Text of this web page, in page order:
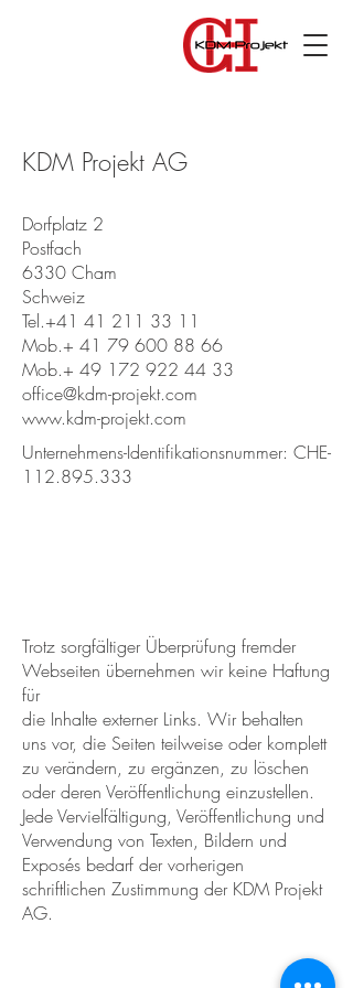
KDM Projekt AG
Dorfplatz 2
Postfach
6330 Cham
Schweiz
Tel.+41 41 211 33 11
Mob.+ 41 79 600 88 66
Mob.+ 49 172 922 44 33
office@kdm-projekt.com
www.kdm-projekt.com
Unternehmens-Identifikationsnummer: CHE-
112.895.333
Trotz sorgfältiger Überprüfung fremder
Webseiten übernehmen wir keine Haftung
für
die Inhalte externer Links. Wir behalten
uns vor, die Seiten teilweise oder komplett
zu verändern, zu ergänzen, zu löschen
oder deren Veröffentlichung einzustellen.
Jede Vervielfältigung, Veröffentlichung und
Verwendung von Texten, Bildern und
Exposés bedarf der vorherigen
schriftlichen Zustimmung der KDM Projekt
AG.